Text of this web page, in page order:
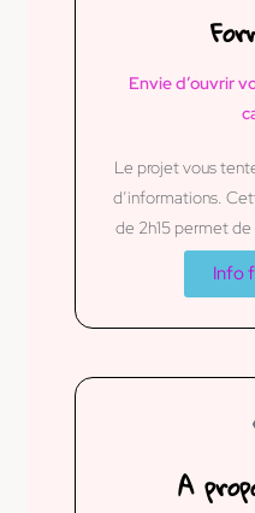
Envie d’ouvrir
Le projet vous
d’informations.
de 2h15 permet
Info
A